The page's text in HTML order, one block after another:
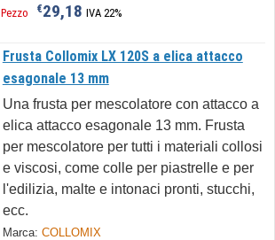
Pezzo €29,18 IVA 22%
Frusta Collomix LX 120S a elica attacco
esagonale 13 mm
Una frusta per mescolatore con attacco a
elica attacco esagonale 13 mm. Frusta
per mescolatore per tutti i materiali collosi
e viscosi, come colle per piastrelle e per
l'edilizia, malte e intonaci pronti, stucchi,
ecc.
Marca: COLLOMIX